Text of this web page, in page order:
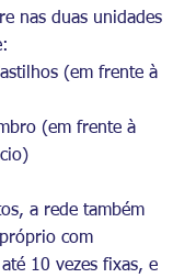
nas duas unidades
(em frente à
(em frente à
a rede também
com
10 vezes fixas, e